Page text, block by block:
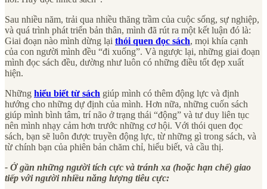
Sau nhiều năm, trải qua nhiều thăng trầm của cuộc sống, sự nghiệp,
và quá trình phát triển bản thân, mình đã rút ra một kết luận đó là:
Giai đoạn nào mình dừng lại thói quen đọc sách, mọi khía cạnh
của con người mình đều “đi xuống”. Và ngược lại, những giai đoạn
mình đọc sách đều, dường như luôn có những điều tốt đẹp xuất
hiện.
Những hiểu biết từ sách giúp mình có thêm động lực và định
hướng cho những dự định của mình. Hơn nữa, những cuốn sách
giúp mình bình tâm, trí não ở trạng thái “động” và tư duy liên tục
nên mình nhạy cảm hơn trước những cơ hội. Với thói quen đọc
sách, bạn sẽ luôn được truyền động lực, từ những gì trong sách, và
từ chính bạn của phiên bản chăm chỉ, hiểu biết, và cầu thị.
- Ở gần những người tích cực và tránh xa (hoặc hạn chế) giao
tiếp với người nhiều năng lượng tiêu cực: